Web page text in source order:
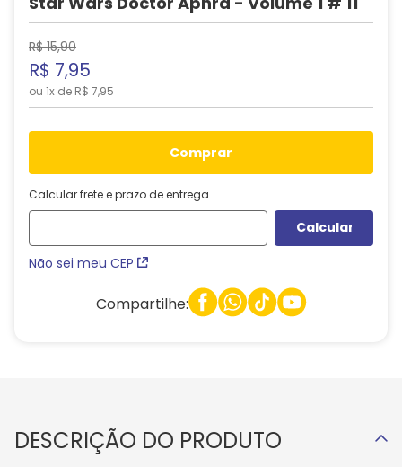
R$ 15,90
R$ 7,95
ou 1x de R$ 7,95
comprar
Calcular frete e prazo de entrega
Não sei meu CEP
Compartilhe:
DESCRIÇÃO DO PRODUTO